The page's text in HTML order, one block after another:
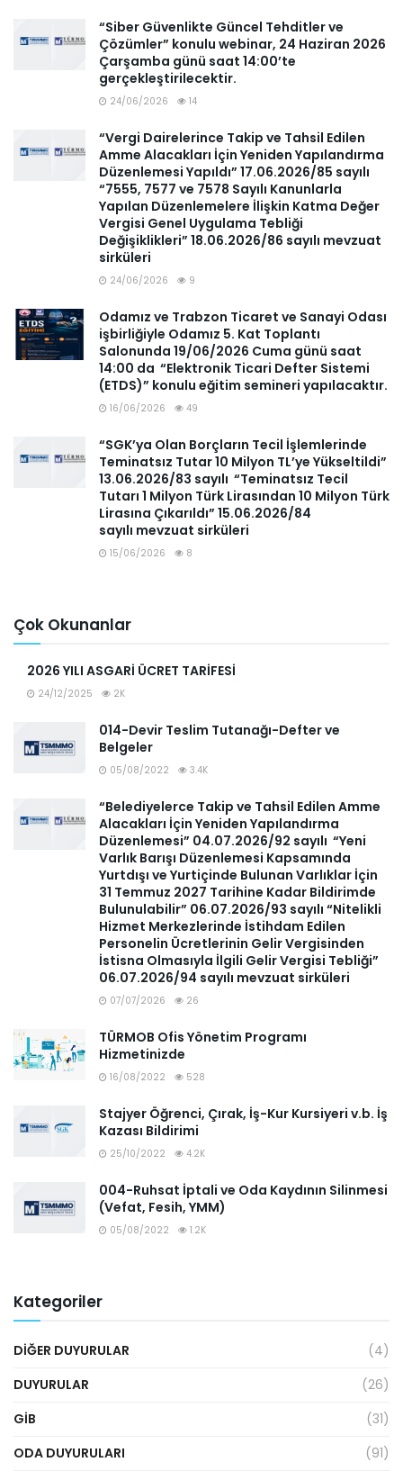
“Siber Güvenlikte Güncel Tehditler ve
Çözümler” konulu webinar, 24 Haziran 2026
Çarşamba günü saat 14:00’te
gerçekleştirilecektir.
24/06/2026 14
“Vergi Dairelerince Takip ve Tahsil Edilen
Amme Alacakları İçin Yeniden Yapılandırma
Düzenlemesi Yapıldı” 17.06.2026/85 sayılı
“7555, 7577 ve 7578 Sayılı Kanunlarla
Yapılan Düzenlemelere İlişkin Katma Değer
Vergisi Genel Uygulama Tebliği
Değişiklikleri” 18.06.2026/86 sayılı mevzuat
sirküleri
24/06/2026 9
Odamız ve Trabzon Ticaret ve Sanayi Odası
işbirliğiyle Odamız 5. Kat Toplantı
Salonunda 19/06/2026 Cuma günü saat
14:00 da “Elektronik Ticari Defter Sistemi
(ETDS)” konulu eğitim semineri yapılacaktır.
16/06/2026 49
“SGK’ya Olan Borçların Tecil İşlemlerinde
Teminatsız Tutar 10 Milyon TL’ye Yükseltildi”
13.06.2026/83 sayılı “Teminatsız Tecil
Tutarı 1 Milyon Türk Lirasından 10 Milyon Türk
Lirasına Çıkarıldı” 15.06.2026/84
sayılı mevzuat sirküleri
15/06/2026 8
Çok Okunanlar
2026 YILI ASGARİ ÜCRET TARİFESİ
24/12/2025 2K
014-Devir Teslim Tutanağı-Defter ve
Belgeler
05/08/2022 3.4K
“Belediyelerce Takip ve Tahsil Edilen Amme
Alacakları İçin Yeniden Yapılandırma
Düzenlemesi” 04.07.2026/92 sayılı “Yeni
Varlık Barışı Düzenlemesi Kapsamında
Yurtdışı ve Yurtiçinde Bulunan Varlıklar İçin
31 Temmuz 2027 Tarihine Kadar Bildirimde
Bulunulabilir” 06.07.2026/93 sayılı “Nitelikli
Hizmet Merkezlerinde İstihdam Edilen
Personelin Ücretlerinin Gelir Vergisinden
İstisna Olmasıyla İlgili Gelir Vergisi Tebliği”
06.07.2026/94 sayılı mevzuat sirküleri
07/07/2026 26
TÜRMOB Ofis Yönetim Programı
Hizmetinizde
16/08/2022 528
Stajyer Öğrenci, Çırak, İş-Kur Kursiyeri v.b. İş
Kazası Bildirimi
25/10/2022 4.2K
004-Ruhsat İptali ve Oda Kaydının Silinmesi
(Vefat, Fesih, YMM)
05/08/2022 1.2K
Kategoriler
DIĞER DUYURULAR
(4)
DUYURULAR
(26)
GİB
(31)
ODA DUYURULARI
(91)